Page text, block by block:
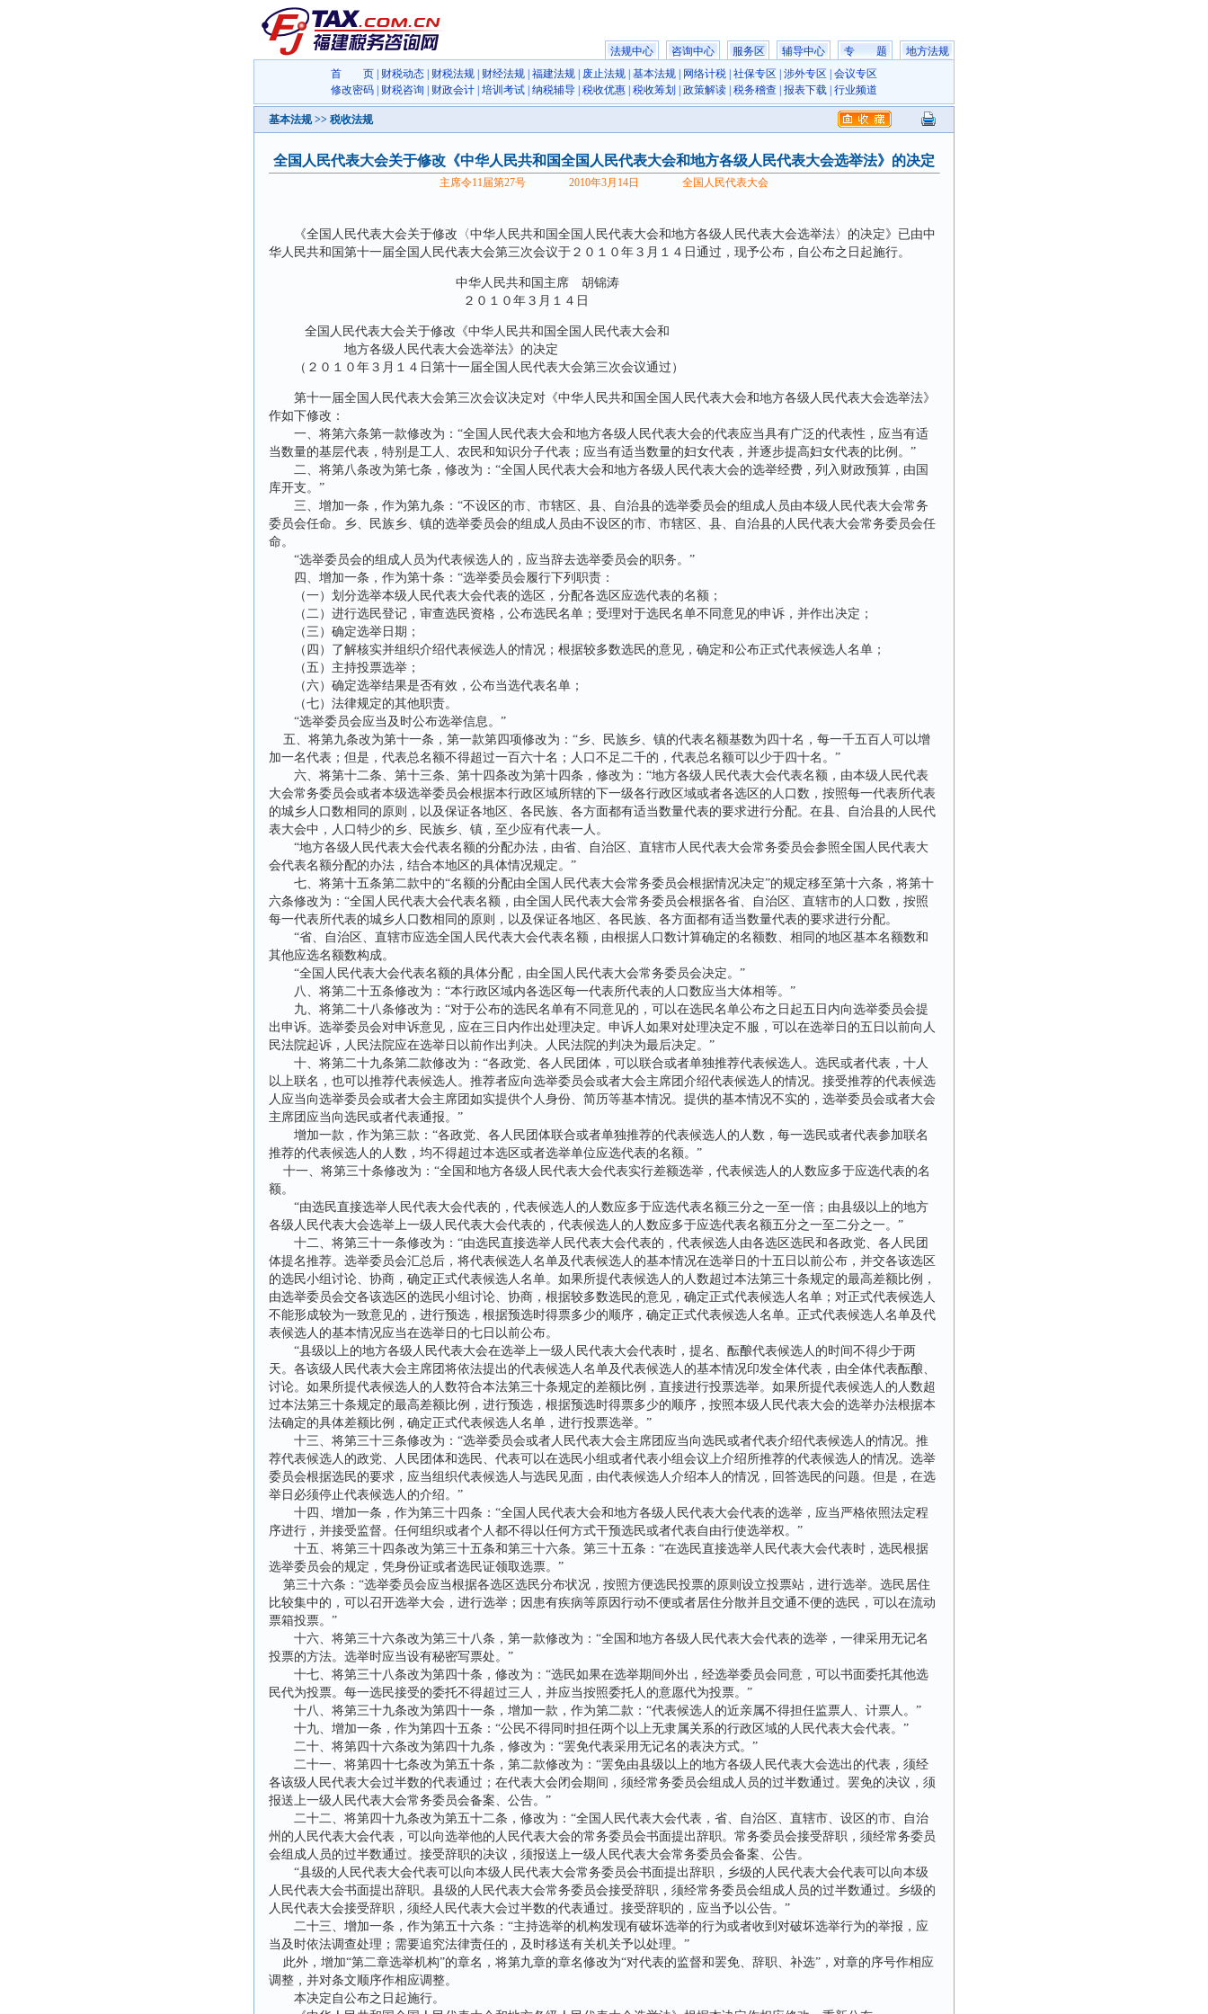
法规中心 咨询中心 服务区 辅导中心 专 题
地方法规
首 页
财税动态 财税法规 财经法规 福建法规 废止法规 基本法规 网络计税 社保专区 涉外专区
会议专区
修改密码
财税咨询 财政会计 培训考试 纳税辅导 税收优惠 税收筹划 政策解读 税务稽查 报表下载 行业频道
基本法规 >> 税收法规
全国人民代表大会关于修改《中华人民共和国全国人民代表大会和地方各级人民代表大会选举法》的决定
主席令11届第27号 2010年3月14日 全国人民代表大会
《全国人民代表大会关于修改〈中华人民共和国全国人民代表大会和地方各级人民代表大会选举法〉的决定》已由中
华人民共和国第十一届全国人民代表大会第三次会议于２０１０年３月１４日通过，现予公布，自公布之日起施行。
中华人民共和国主席 胡锦涛
２０１０年３月１４日
全国人民代表大会关于修改《中华人民共和国全国人民代表大会和
地方各级人民代表大会选举法》的决定
（２０１０年３月１４日第十一届全国人民代表大会第三次会议通过）
第十一届全国人民代表大会第三次会议决定对《中华人民共和国全国人民代表大会和地方各级人民代表大会选举法》
作如下修改：
一、将第六条第一款修改为：“全国人民代表大会和地方各级人民代表大会的代表应当具有广泛的代表性，应当有适
当数量的基层代表，特别是工人、农民和知识分子代表；应当有适当数量的妇女代表，并逐步提高妇女代表的比例。”
二、将第八条改为第七条，修改为：“全国人民代表大会和地方各级人民代表大会的选举经费，列入财政预算，由国
库开支。”
三、增加一条，作为第九条：“不设区的市、市辖区、县、自治县的选举委员会的组成人员由本级人民代表大会常务
委员会任命。乡、民族乡、镇的选举委员会的组成人员由不设区的市、市辖区、县、自治县的人民代表大会常务委员会任
命。
“选举委员会的组成人员为代表候选人的，应当辞去选举委员会的职务。”
四、增加一条，作为第十条：“选举委员会履行下列职责：
（一）划分选举本级人民代表大会代表的选区，分配各选区应选代表的名额；
（二）进行选民登记，审查选民资格，公布选民名单；受理对于选民名单不同意见的申诉，并作出决定；
（三）确定选举日期；
（四）了解核实并组织介绍代表候选人的情况；根据较多数选民的意见，确定和公布正式代表候选人名单；
（五）主持投票选举；
（六）确定选举结果是否有效，公布当选代表名单；
（七）法律规定的其他职责。
“选举委员会应当及时公布选举信息。”
五、将第九条改为第十一条，第一款第四项修改为：“乡、民族乡、镇的代表名额基数为四十名，每一千五百人可以增
加一名代表；但是，代表总名额不得超过一百六十名；人口不足二千的，代表总名额可以少于四十名。”
六、将第十二条、第十三条、第十四条改为第十四条，修改为：“地方各级人民代表大会代表名额，由本级人民代表
大会常务委员会或者本级选举委员会根据本行政区域所辖的下一级各行政区域或者各选区的人口数，按照每一代表所代表
的城乡人口数相同的原则，以及保证各地区、各民族、各方面都有适当数量代表的要求进行分配。在县、自治县的人民代
表大会中，人口特少的乡、民族乡、镇，至少应有代表一人。
“地方各级人民代表大会代表名额的分配办法，由省、自治区、直辖市人民代表大会常务委员会参照全国人民代表大
会代表名额分配的办法，结合本地区的具体情况规定。”
七、将第十五条第二款中的“名额的分配由全国人民代表大会常务委员会根据情况决定”的规定移至第十六条，将第十
六条修改为：“全国人民代表大会代表名额，由全国人民代表大会常务委员会根据各省、自治区、直辖市的人口数，按照
每一代表所代表的城乡人口数相同的原则，以及保证各地区、各民族、各方面都有适当数量代表的要求进行分配。
“省、自治区、直辖市应选全国人民代表大会代表名额，由根据人口数计算确定的名额数、相同的地区基本名额数和
其他应选名额数构成。
“全国人民代表大会代表名额的具体分配，由全国人民代表大会常务委员会决定。”
八、将第二十五条修改为：“本行政区域内各选区每一代表所代表的人口数应当大体相等。”
九、将第二十八条修改为：“对于公布的选民名单有不同意见的，可以在选民名单公布之日起五日内向选举委员会提
出申诉。选举委员会对申诉意见，应在三日内作出处理决定。申诉人如果对处理决定不服，可以在选举日的五日以前向人
民法院起诉，人民法院应在选举日以前作出判决。人民法院的判决为最后决定。”
十、将第二十九条第二款修改为：“各政党、各人民团体，可以联合或者单独推荐代表候选人。选民或者代表，十人
以上联名，也可以推荐代表候选人。推荐者应向选举委员会或者大会主席团介绍代表候选人的情况。接受推荐的代表候选
人应当向选举委员会或者大会主席团如实提供个人身份、简历等基本情况。提供的基本情况不实的，选举委员会或者大会
主席团应当向选民或者代表通报。”
增加一款，作为第三款：“各政党、各人民团体联合或者单独推荐的代表候选人的人数，每一选民或者代表参加联名
推荐的代表候选人的人数，均不得超过本选区或者选举单位应选代表的名额。”
十一、将第三十条修改为：“全国和地方各级人民代表大会代表实行差额选举，代表候选人的人数应多于应选代表的名
额。
“由选民直接选举人民代表大会代表的，代表候选人的人数应多于应选代表名额三分之一至一倍；由县级以上的地方
各级人民代表大会选举上一级人民代表大会代表的，代表候选人的人数应多于应选代表名额五分之一至二分之一。”
十二、将第三十一条修改为：“由选民直接选举人民代表大会代表的，代表候选人由各选区选民和各政党、各人民团
体提名推荐。选举委员会汇总后，将代表候选人名单及代表候选人的基本情况在选举日的十五日以前公布，并交各该选区
的选民小组讨论、协商，确定正式代表候选人名单。如果所提代表候选人的人数超过本法第三十条规定的最高差额比例，
由选举委员会交各该选区的选民小组讨论、协商，根据较多数选民的意见，确定正式代表候选人名单；对正式代表候选人
不能形成较为一致意见的，进行预选，根据预选时得票多少的顺序，确定正式代表候选人名单。正式代表候选人名单及代
表候选人的基本情况应当在选举日的七日以前公布。
“县级以上的地方各级人民代表大会在选举上一级人民代表大会代表时，提名、酝酿代表候选人的时间不得少于两
天。各该级人民代表大会主席团将依法提出的代表候选人名单及代表候选人的基本情况印发全体代表，由全体代表酝酿、
讨论。如果所提代表候选人的人数符合本法第三十条规定的差额比例，直接进行投票选举。如果所提代表候选人的人数超
过本法第三十条规定的最高差额比例，进行预选，根据预选时得票多少的顺序，按照本级人民代表大会的选举办法根据本
法确定的具体差额比例，确定正式代表候选人名单，进行投票选举。”
十三、将第三十三条修改为：“选举委员会或者人民代表大会主席团应当向选民或者代表介绍代表候选人的情况。推
荐代表候选人的政党、人民团体和选民、代表可以在选民小组或者代表小组会议上介绍所推荐的代表候选人的情况。选举
委员会根据选民的要求，应当组织代表候选人与选民见面，由代表候选人介绍本人的情况，回答选民的问题。但是，在选
举日必须停止代表候选人的介绍。”
十四、增加一条，作为第三十四条：“全国人民代表大会和地方各级人民代表大会代表的选举，应当严格依照法定程
序进行，并接受监督。任何组织或者个人都不得以任何方式干预选民或者代表自由行使选举权。”
十五、将第三十四条改为第三十五条和第三十六条。第三十五条：“在选民直接选举人民代表大会代表时，选民根据
选举委员会的规定，凭身份证或者选民证领取选票。”
第三十六条：“选举委员会应当根据各选区选民分布状况，按照方便选民投票的原则设立投票站，进行选举。选民居住
比较集中的，可以召开选举大会，进行选举；因患有疾病等原因行动不便或者居住分散并且交通不便的选民，可以在流动
票箱投票。”
十六、将第三十六条改为第三十八条，第一款修改为：“全国和地方各级人民代表大会代表的选举，一律采用无记名
投票的方法。选举时应当设有秘密写票处。”
十七、将第三十八条改为第四十条，修改为：“选民如果在选举期间外出，经选举委员会同意，可以书面委托其他选
民代为投票。每一选民接受的委托不得超过三人，并应当按照委托人的意愿代为投票。”
十八、将第三十九条改为第四十一条，增加一款，作为第二款：“代表候选人的近亲属不得担任监票人、计票人。”
十九、增加一条，作为第四十五条：“公民不得同时担任两个以上无隶属关系的行政区域的人民代表大会代表。”
二十、将第四十六条改为第四十九条，修改为：“罢免代表采用无记名的表决方式。”
二十一、将第四十七条改为第五十条，第二款修改为：“罢免由县级以上的地方各级人民代表大会选出的代表，须经
各该级人民代表大会过半数的代表通过；在代表大会闭会期间，须经常务委员会组成人员的过半数通过。罢免的决议，须
报送上一级人民代表大会常务委员会备案、公告。”
二十二、将第四十九条改为第五十二条，修改为：“全国人民代表大会代表，省、自治区、直辖市、设区的市、自治
州的人民代表大会代表，可以向选举他的人民代表大会的常务委员会书面提出辞职。常务委员会接受辞职，须经常务委员
会组成人员的过半数通过。接受辞职的决议，须报送上一级人民代表大会常务委员会备案、公告。
“县级的人民代表大会代表可以向本级人民代表大会常务委员会书面提出辞职，乡级的人民代表大会代表可以向本级
人民代表大会书面提出辞职。县级的人民代表大会常务委员会接受辞职，须经常务委员会组成人员的过半数通过。乡级的
人民代表大会接受辞职，须经人民代表大会过半数的代表通过。接受辞职的，应当予以公告。”
二十三、增加一条，作为第五十六条：“主持选举的机构发现有破坏选举的行为或者收到对破坏选举行为的举报，应
当及时依法调查处理；需要追究法律责任的，及时移送有关机关予以处理。”
此外，增加“第二章选举机构”的章名，将第九章的章名修改为“对代表的监督和罢免、辞职、补选”，对章的序号作相应
调整，并对条文顺序作相应调整。
本决定自公布之日起施行。